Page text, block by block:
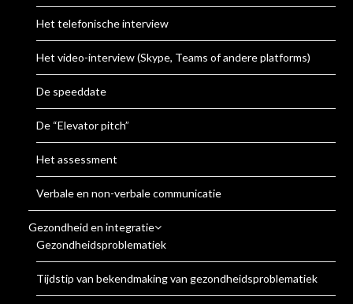
Het telefonische interview
Het video-interview (Skype, Teams of andere platforms)
De speeddate
De “Elevator pitch”
Het assessment
Verbale en non-verbale communicatie
Gezondheid en integratie
Gezondheidsproblematiek
Tijdstip van bekendmaking van gezondheidsproblematiek